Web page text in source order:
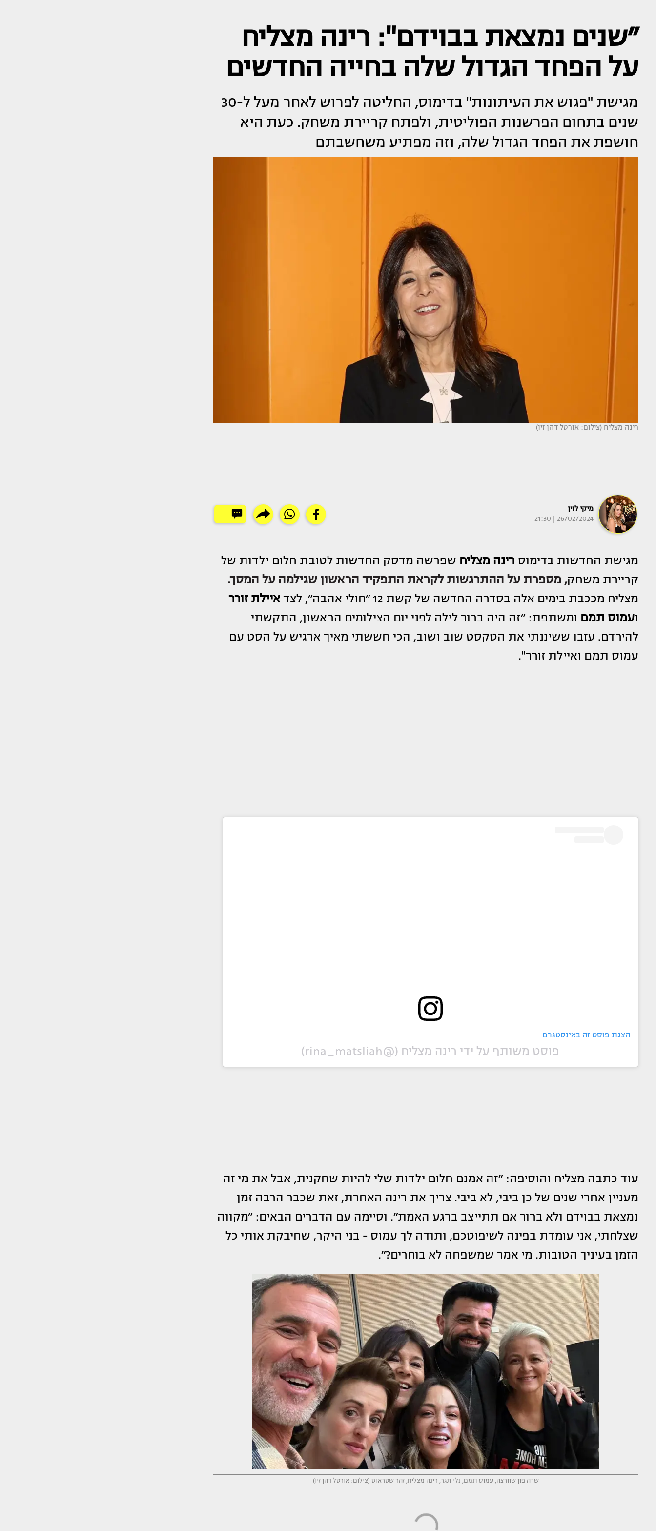
״שנים נמצאת בבוידם": רינה מצליח
על הפחד הגדול שלה בחייה החדשים
מגישת "פגוש את העיתונות" בדימוס, החליטה לפרוש לאחר מעל ל-30
שנים בתחום הפרשנות הפוליטית, ולפתח קריירת משחק. כעת היא
חושפת את הפחד הגדול שלה, וזה מפתיע משחשבתם
רינה מצליח (צילום: אורטל דהן זיו)
מיקי לוין
26/02/2024 | 21:30
מגישת החדשות בדימוס רינה מצליח שפרשה מדסק החדשות לטובת חלום ילדות של
קריירת משחק, מספרת על ההתרגשות לקראת התפקיד הראשון שגילמה על המסך.
מצליח מככבת בימים אלה בסדרה החדשה של קשת 12 ״חולי אהבה״, לצד
איילת זורר
ועמוס תמם ומשתפת: ״‏זה היה ברור לילה לפני יום הצילומים הראשון, התקשתי
להירדם. עזבו ששיננתי את הטקסט ‏שוב ושוב, הכי חששתי מאיך ארגיש על הסט עם
עמוס תמם ואיילת זורר".
הצגת פוסט זה באינסטגרם
פוסט משותף על ידי ‏‎רינה מצליח‎‏ (@‏‎rina_matsliah‎‏)
עוד כתבה מצליח והוסיפה: ״‏זה אמנם חלום ילדות שלי להיות שחקנית, ‏אבל את מי זה
מעניין אחרי שנים של כן ביבי, לא ביבי. צריך את רינה האחרת, זאת שכבר הרבה זמן
נמצאת בבוידם ולא ברור אם תתייצב ברגע האמת״. וסיימה עם הדברים הבאים: ״מקווה
שצלחתי, אני עומדת בפינה לשיפוטכם, ותודה לך עמוס - בני היקר, שחיבקת אותי כל
הזמן בעיניך הטובות. מי אמר שמשפחה לא בוחרים?״.
שרה פון שוורצה, עמוס תמם, נלי תגר, רינה מצליח, זהר שטראוס (צילום: אורטל דהן זיו)